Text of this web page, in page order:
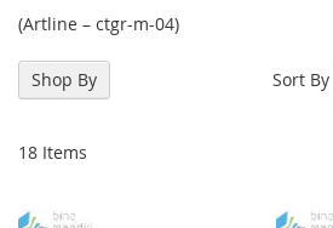
(Artline – ctgr-m-04)
18 Items
Sort By
Shop By